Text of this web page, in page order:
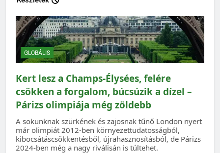
GLOBÁLIS
Kert lesz a Champs-Élysées, felére
csökken a forgalom, búcsúzik a dízel –
Párizs olimpiája még zöldebb
A sokunknak szürkének és zajosnak tűnő London nyert
már olimpiát 2012-ben környezettudatosságból,
kibocsátáscsökkentésből, újrahasznosításból, de Párizs
2024-ben még a nagy riválisán is túltehet.